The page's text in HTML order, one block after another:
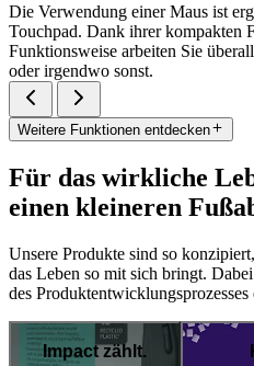
Die Verwendung einer Maus ist
Touchpad. Dank ihrer kompakten
Funktionsweise arbeiten Sie
oder irgendwo sonst.
Weitere Funktionen entdecken
Für das wirkliche
einen kleineren
Unsere Produkte sind so
das Leben so mit sich bringt.
des Produktentwicklungsprozesses
Impact zählt.